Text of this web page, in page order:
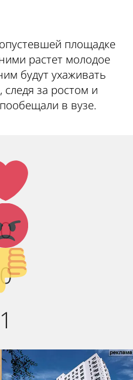
площадке
растет молодое
будут ухаживать
следя за ростом и
в вузе.
0
1